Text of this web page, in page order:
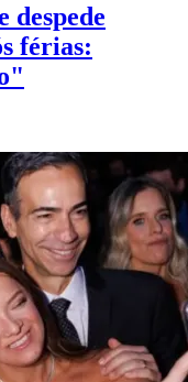
despede
férias: